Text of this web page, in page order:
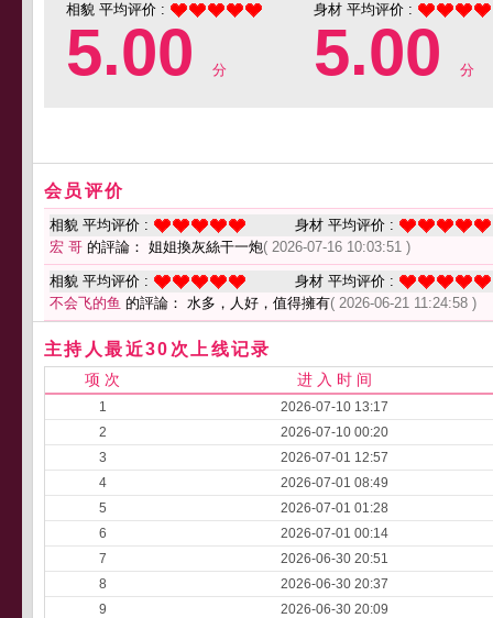
相貌 平均评价 :
5.00 分
身材 平均评价 :
5.00 分
会员评价
相貌 平均评价 :
身材 平均评价 :
宏 哥 的評論： 姐姐換灰絲干一炮( 2026-07-16 10:03:51 )
相貌 平均评价 :
身材 平均评价 :
不会飞的鱼 的評論： 水多，人好，值得擁有( 2026-06-21 11:24:58 )
主持人最近30次上线记录
项 次 进 入 时 间
1
2026-07-10 13:17
2
2026-07-10 00:20
3
2026-07-01 12:57
4
2026-07-01 08:49
5
2026-07-01 01:28
6
2026-07-01 00:14
7
2026-06-30 20:51
8
2026-06-30 20:37
9
2026-06-30 20:09